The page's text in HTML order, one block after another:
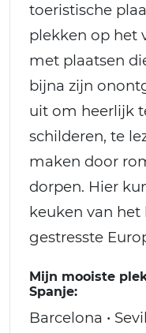
toeristische
plekken op het
met plaatsen
bijna zijn
uit om heerlijk
schilderen, te
maken door
dorpen. Hier
keuken van het
gestresste
Mijn mooiste
Spanje:
Barcelona •